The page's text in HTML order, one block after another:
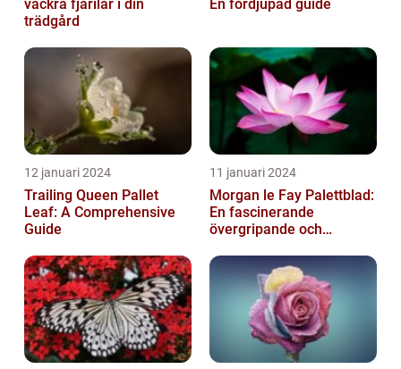
vackra fjärilar i din
trädgård
En fördjupad guide
12 januari 2024
Trailing Queen Pallet
Leaf: A Comprehensive
Guide
11 januari 2024
Morgan le Fay Palettblad:
En fascinerande
övergripande och